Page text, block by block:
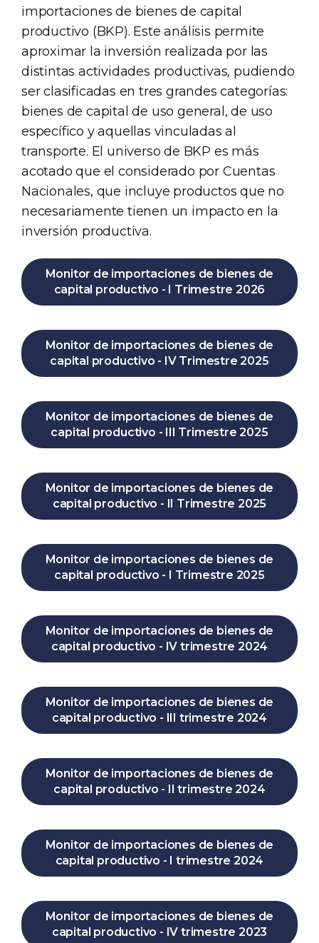
importaciones de bienes de capital
productivo (BKP). Este análisis permite
aproximar la inversión realizada por las
distintas actividades productivas, pudiendo
ser clasificadas en tres grandes categorías:
bienes de capital de uso general, de uso
específico y aquellas vinculadas al
transporte. El universo de BKP es más
acotado que el considerado por Cuentas
Nacionales, que incluye productos que no
necesariamente tienen un impacto en la
inversión productiva.
Monitor de importaciones de bienes de
capital productivo - I Trimestre 2026
Monitor de importaciones de bienes de
capital productivo - IV Trimestre 2025
Monitor de importaciones de bienes de
capital productivo - III Trimestre 2025
Monitor de importaciones de bienes de
capital productivo - II Trimestre 2025
Monitor de importaciones de bienes de
capital productivo - I Trimestre 2025
Monitor de importaciones de bienes de
capital productivo - IV trimestre 2024
Monitor de importaciones de bienes de
capital productivo - III trimestre 2024
Monitor de importaciones de bienes de
capital productivo - II trimestre 2024
Monitor de importaciones de bienes de
capital productivo - I trimestre 2024
Monitor de importaciones de bienes de
capital productivo - IV trimestre 2023